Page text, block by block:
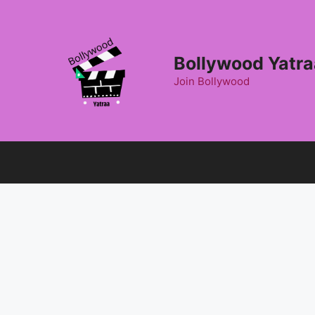
Bollywood
Join Bollywood